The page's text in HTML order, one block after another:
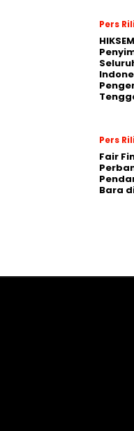
Pers
Pers
Fair
Bara